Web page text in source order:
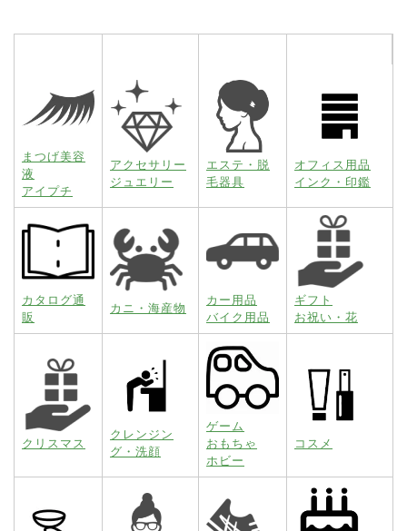
まつげ美容
液
アイプチ
アクセサリー
ジュエリー
エステ・脱
毛器具
オフィス用品
インク・印鑑
カタログ通
販
カニ・海産物
カー用品
バイク用品
ギフト
お祝い・花
クリスマス
クレンジン
グ・洗顔
ゲーム
おもちゃ
ホビー
コスメ